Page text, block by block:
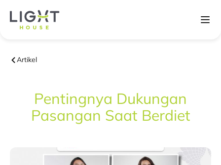
Artikel
Pentingnya Dukungan
Pasangan Saat Berdiet